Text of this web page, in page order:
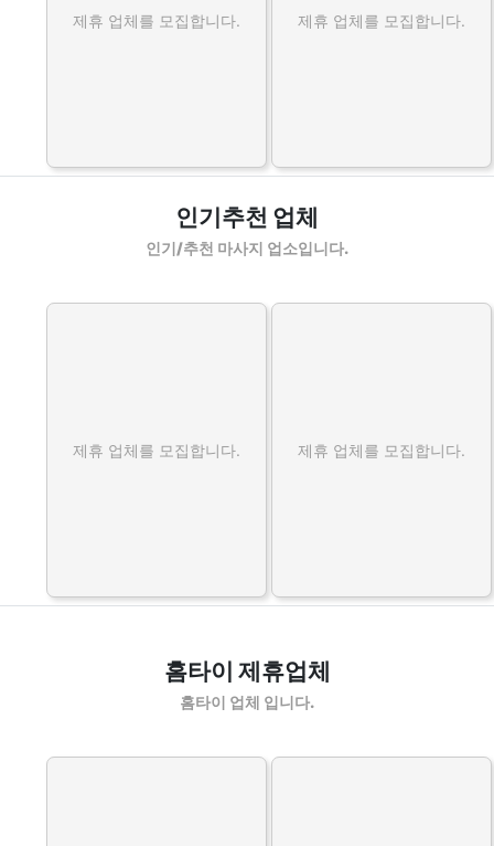
제휴 업체를 모집합니다. 제휴 업체를 모집합니다.
인기추천 업체
인기/추천 마사지 업소입니다.
제휴 업체를 모집합니다. 제휴 업체를 모집합니다.
홈타이 제휴업체
홈타이 업체 입니다.